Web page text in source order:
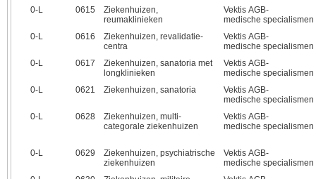
0‑L
0615
Ziekenhuizen,
reumaklinieken
Vektis AGB-
medische specialismen
0‑L
0616
Ziekenhuizen, revalidatie-
centra
Vektis AGB-
medische specialismen
0‑L
0617
Ziekenhuizen, sanatoria met
longklinieken
Vektis AGB-
medische specialismen
0‑L
0621 Ziekenhuizen, sanatoria
Vektis AGB-
medische specialismen
0‑L
0628
Ziekenhuizen, multi-
categorale ziekenhuizen
Vektis AGB-
medische specialismen
0‑L 0629
Ziekenhuizen, psychiatrische
ziekenhuizen
Vektis AGB-
medische specialismen